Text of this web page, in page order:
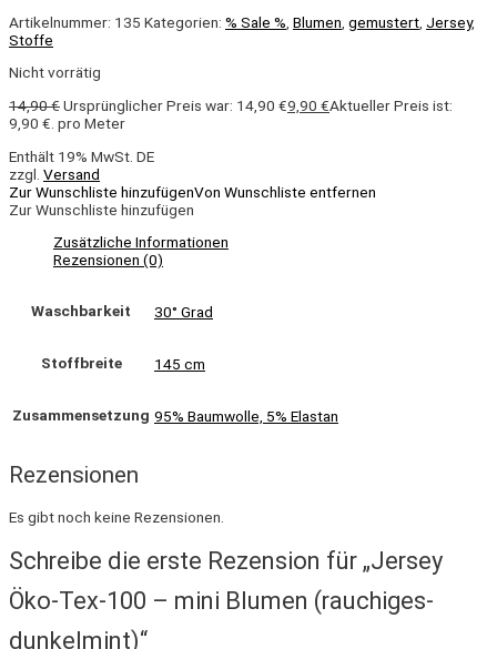
Artikelnummer: 135 Kategorien: % Sale % Blumen gemustert Jersey,
Stoffe
Nicht vorrätig
14,90€Ursprünglicher Preis war: 14,90 €9,90 €Aktueller Preis ist:
9,90 €. pro Meter
Enthält 19% MwSt. DE
zzgl. Versand
Zur Wunschliste hinzufügenVon Wunschliste entfernen
Zur Wunschliste hinzufügen
Zusätzliche Informationen
Rezensionen (0)
Waschbarkeit 30° Grad
Stoffbreite 145 cm
Zusammensetzung 95% Baumwolle, 5% Elastan
Rezensionen
Es gibt noch keine Rezensionen.
Schreibe die erste Rezension für „Jersey
Öko-Tex-100 – mini Blumen (rauchiges-
dunkelmint)“